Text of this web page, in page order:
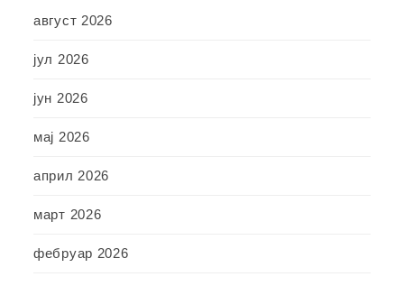
август 2026
јул 2026
јун 2026
мај 2026
април 2026
март 2026
фебруар 2026